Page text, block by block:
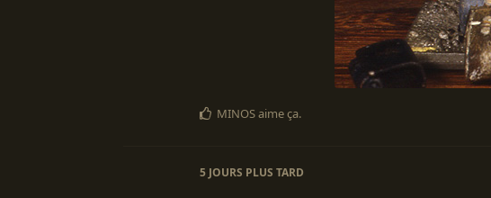
MINOSaime ça.
5 JOURS PLUS TARD